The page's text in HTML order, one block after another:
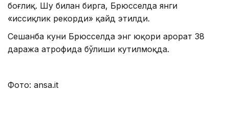
боғлиқ. Шу билан бирга, Брюсселда янги
«иссиқлик рекорди» қайд этилди.
Сешанба куни Брюсселда энг юқори ҳарорат 38
даража атрофида бўлиши кутилмоқда.
Фото: ansa.it